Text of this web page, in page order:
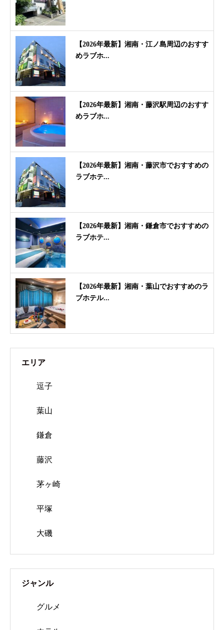
【2026年最新】湘南・江ノ島周辺のおすす
めラブホ...
【2026年最新】湘南・藤沢駅周辺のおすす
めラブホ...
【2026年最新】湘南・藤沢市でおすすめの
ラブホテ...
【2026年最新】湘南・鎌倉市でおすすめの
ラブホテ...
【2026年最新】湘南・葉山でおすすめのラ
ブホテル...
エリア
逗子
葉山
鎌倉
藤沢
茅ヶ崎
平塚
大磯
ジャンル
グルメ